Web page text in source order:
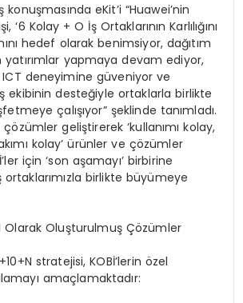
konuşmasında eKit’i “Huawei’nin
‘6 Kolay + O İş Ortaklarının Karlılığını
hedef olarak benimsiyor, dağıtım
yatırımlar yapmaya devam ediyor,
ICT deneyimine güveniyor ve
ekibinin desteğiyle ortaklarla birlikte
çalışıyor” şeklinde tanımladı.
geliştirerek ‘kullanımı kolay,
kolay’ ürünler ve çözümler
için ‘son aşamayı’ birbirine
birlikte büyümeye
Olarak Oluşturulmuş Çözümler
stratejisi, KOBİ’lerin özel
amaçlamaktadır: